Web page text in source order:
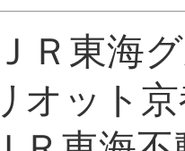
Ｒ東海
オット